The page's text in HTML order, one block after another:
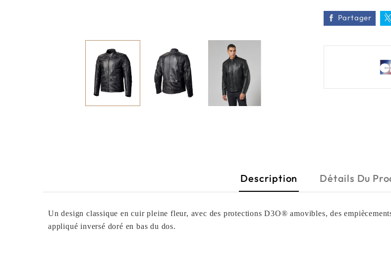
Partager
Description Détails Du
Un design classique en cuir pleine fleur, avec des protections D3O® amovibles, des
appliqué inversé doré en bas du dos.